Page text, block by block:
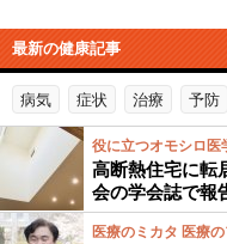
最新の健康記事
病気 症状 治療 予防
役に立つオモシロ医
高断熱住宅に転
会の学会誌で報
医療のミカタ 医療